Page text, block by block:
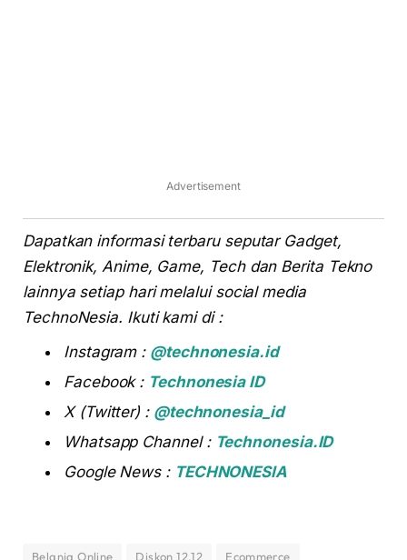
Advertisement
Dapatkan informasi terbaru seputar Gadget,
Elektronik, Anime, Game, Tech dan Berita Tekno
lainnya setiap hari melalui social media
TechnoNesia. Ikuti kami di :
Instagram : @technonesia.id
Facebook : Technonesia ID
X (Twitter) : @technonesia_id
Whatsapp Channel : Technonesia.ID
Google News : TECHNONESIA
Belanja Online Diskon 12.12
Ecommerce